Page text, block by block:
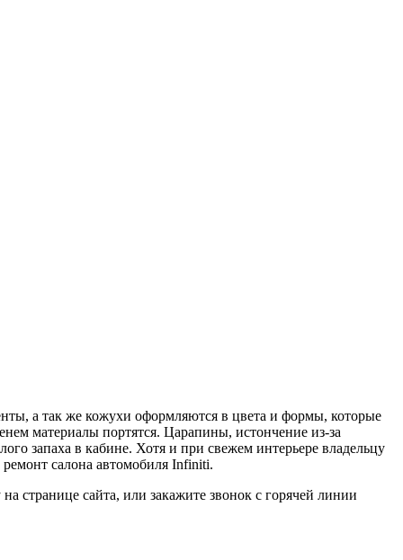
а так же кожухи оформляются в цвета и формы, которые
материалы портятся. Царапины, истончение из-за
запаха в кабине. Хотя и при свежем интерьере владельцу
салона автомобиля Infiniti.
странице сайта, или закажите звонок с горячей линии